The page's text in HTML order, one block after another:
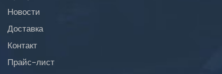
Новости
Доставка
Контакт
Прайс-лист